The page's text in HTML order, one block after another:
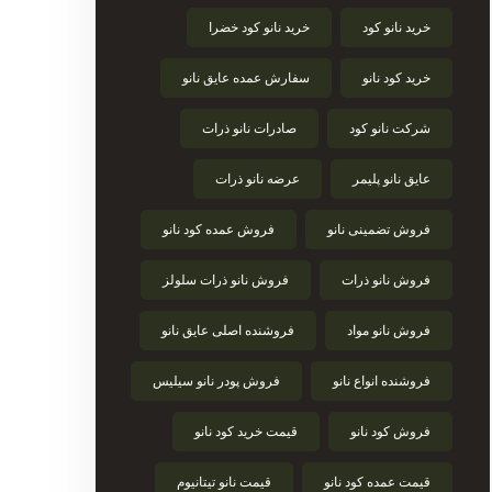
خرید نانو کود خرید نانو کود خضرا
خرید کود نانو سفارش عمده عایق نانو
شرکت نانو کود صادرات نانو ذرات
عایق نانو پلیمر عرضه نانو ذرات
فروش تضمینی نانو فروش عمده کود نانو
فروش نانو ذرات فروش نانو ذرات سلولز
فروش نانو مواد فروشنده اصلی عایق نانو
فروشنده انواع نانو فروش پودر نانو سیلیس
فروش کود نانو قیمت خرید کود نانو
قیمت عمده کود نانو قیمت نانو تیتانیوم